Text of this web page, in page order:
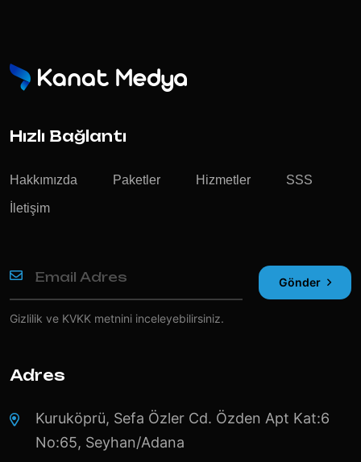
Hızlı Bağlantı
Hakkımızda Paketler Hizmetler SSS
İletişim
Gönder
Gizlilik ve KVKK metnini inceleyebilirsiniz.
Adres
Kuruköprü, Sefa Özler Cd. Özden Apt Kat:6
No:65, Seyhan/Adana